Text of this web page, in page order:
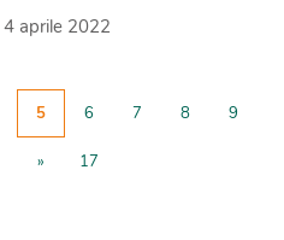
4 aprile 2022
5 6 7 8 9
» 17